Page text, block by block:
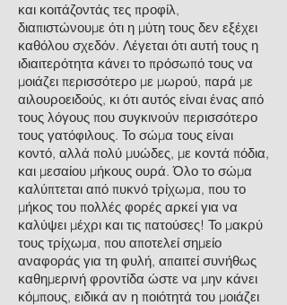
και κοιτάζοντάς τες προφίλ,
διαπιστώνουμε ότι η μύτη τους δεν εξέχει
καθόλου σχεδόν. Λέγεται ότι αυτή τους η
ιδιαιτερότητα κάνει το πρόσωπό τους να
μοιάζει περισσότερο με μωρού, παρά με
αιλουροειδούς, κι ότι αυτός είναι ένας από
τους λόγους που συγκινούν περισσότερο
τους γατόφιλους. Το σώμα τους είναι
κοντό, αλλά πολύ μυώδες, με κοντά πόδια,
και μεσαίου μήκους ουρά. Όλο το σώμα
καλύπτεται από πυκνό τρίχωμα, που το
μήκος του πολλές φορές αρκεί για να
καλύψει μέχρι και τις πατούσες! Το μακρύ
τους τρίχωμα, που αποτελεί σημείο
αναφοράς για τη φυλή, απαιτεί συνήθως
καθημερινή φροντίδα ώστε να μην κάνει
κόμπους, ειδικά αν η ποιότητά του μοιάζει